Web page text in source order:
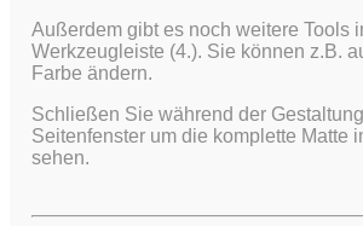
Außerdem gibt es noch weitere Tools
Werkzeugleiste (4.). Sie können z.B.
Farbe ändern.
Schließen Sie während der
Seitenfenster um die komplette Matte
sehen.